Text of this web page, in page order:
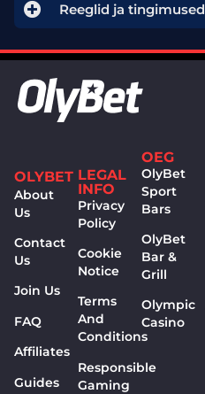
Reeglid ja tingimused
OLYBET
About
Us
Contact
Us
Join Us
FAQ
Affiliates
Guides
LEGAL
INFO
Privacy
Policy
Cookie
Notice
Terms
And
Conditions
Responsible
Gaming
OEG
OlyBet
Sport
Bars
OlyBet
Bar &
Grill
Olympic
Casino